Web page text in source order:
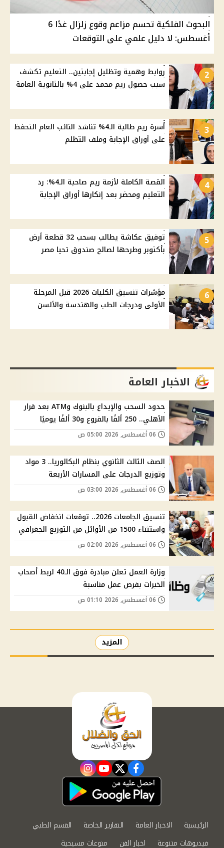
البحوث الفلكية تحسم مزاعم وقوع زلزال غدًا 6
أغسطس: لا دليل علمي على التوقعات
2
روابط وهمية وتظليل إجابتين.. التعليم تكشف
سبب حصول ريم محمد على 4% بالثانوية العامة
3
أسرة ريم طالبة الـ4% تناشد النائب العام التحفظ
على أوراق الإجابة وملف التظلم
4
القصة الكاملة لأزمة ريم صاحبة الـ4%: رد
التعليم ومحضر بعد إنكارها أوراق الإجابة
5
توفيق عكاشة يطالب بسحب 32 قطعة أرض
بأكتوبر وطرحها لصالح صندوق تحيا مصر
6
مؤشرات تنسيق الكليات 2026 قبل المرحلة
الأولى ودرجات الطب والهندسة والألسن
الاخبار العامة
حدود السحب والإيداع بالبنوك وATM بعد قرار
الأهلي.. 250 ألفًا بالفروع و30 ألفًا يوميًا
الصف الثالث الثانوي بنظام البكالوريا.. 3 مواد
وتوزيع الدرجات على المسارات الأربعة
تنسيق الجامعات 2026.. توقعات انخفاض القبول
واستثناء 1500 من الأوائل من التوزيع الجغرافي
وزارة العمل تعلن مبادرة فوق الـ40 لربط أصحاب
الخبرات بفرص عمل مناسبة
المزيد
facebook
twitter
youtube
instagram
الرئيسية الاخبار العامة التقارير الخاصة
القسم الطبي
فيديوهات متنوعة
اخبار الفن منوعات مسيحية